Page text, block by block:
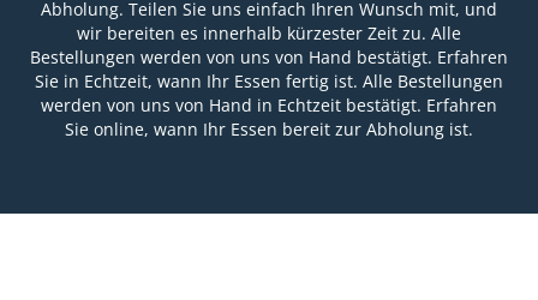
Abholung. Teilen Sie uns einfach Ihren Wunsch mit, und
wir bereiten es innerhalb kürzester Zeit zu. Alle
Bestellungen werden von uns von Hand bestätigt. Erfahren
Sie in Echtzeit, wann Ihr Essen fertig ist. Alle Bestellungen
werden von uns von Hand in Echtzeit bestätigt. Erfahren
Sie online, wann Ihr Essen bereit zur Abholung ist.